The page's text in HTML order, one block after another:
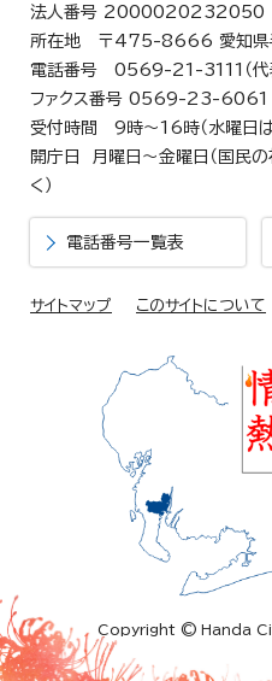
法人番号 2000020232050
所在地 〒475-8666 愛知県
電話番号 0569-21-3111（代
ファクス番号 0569-23-6061
受付時間 9時～16時（水曜日
開庁日 月曜日～金曜日（国民
く）
電話番号一覧表
サイトマップ このサイトについて
Copyright © Handa